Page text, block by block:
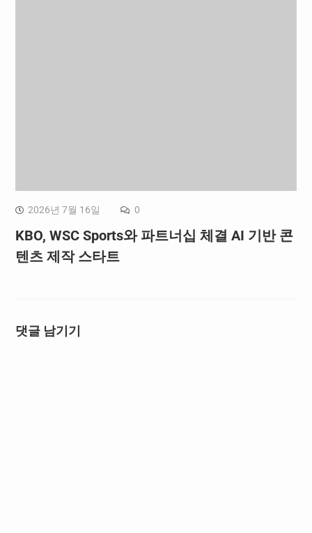
2026년 7월 16일 0
KBO, WSC Sports와 파트너십 체결 AI 기반 콘
텐츠 제작 스타트
댓글 남기기